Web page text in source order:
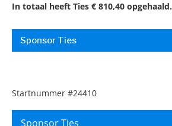
In totaal heeft Ties € 810,40 opgehaald.
Sponsor Ties
Startnummer #24410
Sponsor Ties